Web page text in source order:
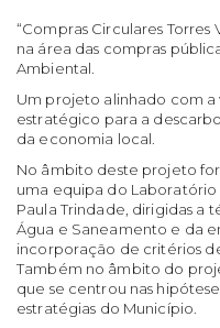
“Compras Circulares
na área das compras
Ambiental.
Um projeto alinhado com
estratégico para a
da economia local.
No âmbito deste projeto
uma equipa do
Paula Trindade, dirigidas a
Água e Saneamento e da
incorporação de critérios
Também no âmbito do
que se centrou nas
estratégias do Município.